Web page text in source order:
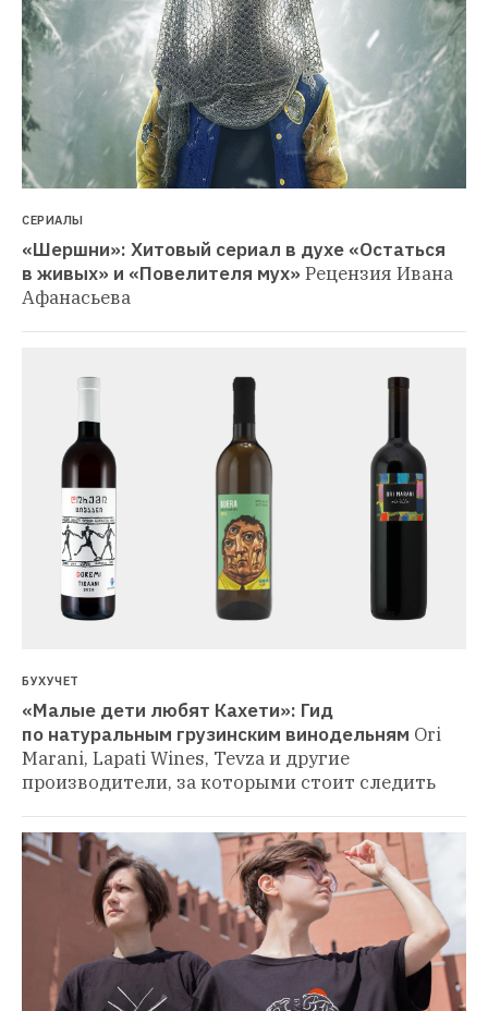
СЕРИАЛЫ
«Шершни»: Хитовый сериал в духе «Остаться
в живых» и «Повелителя мух» Рецензия Ивана
Афанасьева
БУХУЧЕТ
«Малые дети любят Кахети»: Гид
по натуральным грузинским винодельням Ori
Marani, Lapati Wines, Tevza и другие
производители, за которыми стоит следить